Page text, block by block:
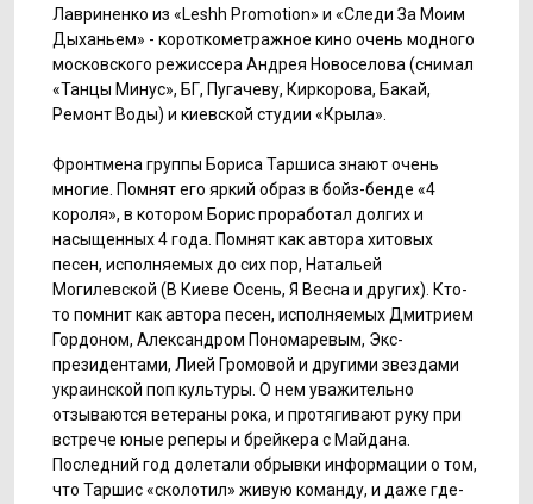
Лавриненко из «Leshh Promotion» и «Следи За Моим
Дыханьем» - короткометражное кино очень модного
московского режиссера Андрея Новоселова (снимал
«Танцы Минус», БГ, Пугачеву, Киркорова, Бакай,
Ремонт Воды) и киевской студии «Крыла».
Фронтмена группы Бориса Таршиса знают очень
многие. Помнят его яркий образ в бойз-бенде «4
короля», в котором Борис проработал долгих и
насыщенных 4 года. Помнят как автора хитовых
песен, исполняемых до сих пор, Натальей
Могилевской (В Киеве Осень, Я Весна и других). Кто-
то помнит как автора песен, исполняемых Дмитрием
Гордоном, Александром Пономаревым, Экс-
президентами, Лией Громовой и другими звездами
украинской поп культуры. О нем уважительно
отзываются ветераны рока, и протягивают руку при
встрече юные реперы и брейкера с Майдана.
Последний год долетали обрывки информации о том,
что Таршис «сколотил» живую команду, и даже где-